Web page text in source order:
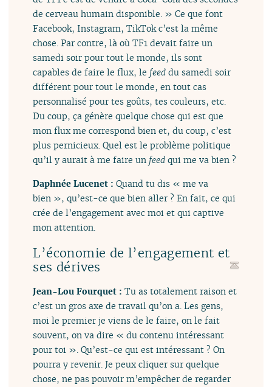
de cerveau humain disponible. » Ce que font
Facebook, Instagram, TikTok c’est la même
chose. Par contre, là où TF1 devait faire un
samedi soir pour tout le monde, ils sont
capables de faire le flux, le feed du samedi soir
différent pour tout le monde, en tout cas
personnalisé pour tes goûts, tes couleurs, etc.
Du coup, ça génère quelque chose qui est que
mon flux me correspond bien et, du coup, c’est
plus pernicieux. Quel est le problème politique
qu’il y aurait à me faire un feed qui me va bien ?
Daphnée Lucenet :Quand tu dis « me va
bien », qu’est-ce que bien aller ? En fait, ce qui
crée de l’engagement avec moi et qui captive
mon attention.
L’économie de l’engagement et
ses dérives
Jean-Lou Fourquet :Tu as totalement raison et
c’est un gros axe de travail qu’on a. Les gens,
moi le premier je viens de le faire, on le fait
souvent, on va dire « du contenu intéressant
pour toi ». Qu’est-ce qui est intéressant ? On
pourra y revenir. Je peux cliquer sur quelque
chose, ne pas pouvoir m’empêcher de regarder